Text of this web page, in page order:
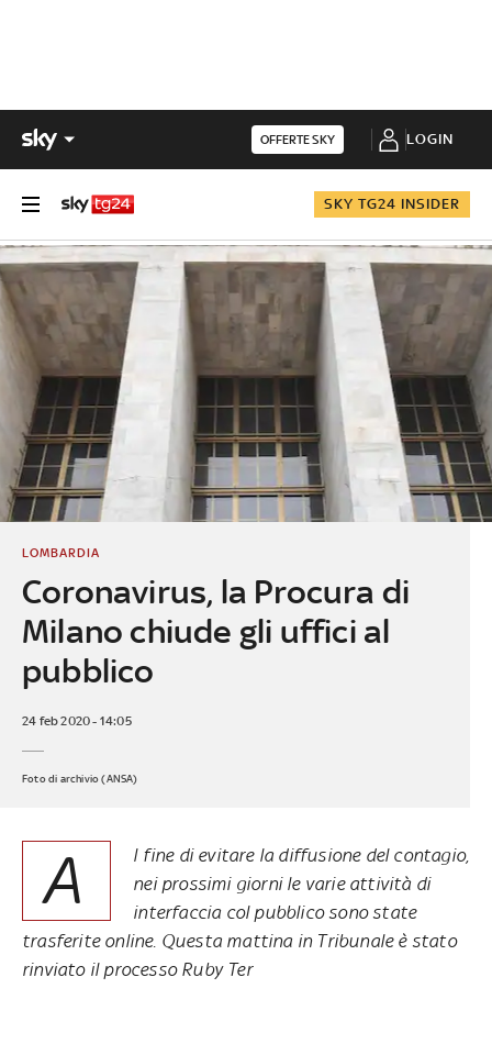
OFFERTE SKY LOGIN
SKY TG24 INSIDER
Coronavirus, la Procura di
Milano chiude gli uffici al
pubblico
LOMBARDIA
24 feb 2020 - 14:05
Foto di archivio (ANSA)
A
l fine di evitare la diffusione del contagio,
nei prossimi giorni le varie attività di
interfaccia col pubblico sono state
trasferite online. Questa mattina in Tribunale è stato
rinviato il processo Ruby Ter